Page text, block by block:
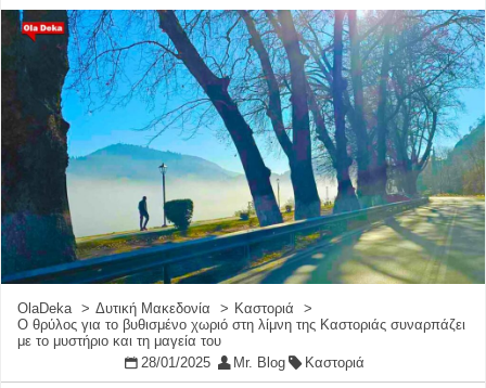
OlaDeka Δυτική Μακεδονία
Καστοριά
Ο θρύλος για το βυθισμένο χωριό στη λίμνη της Καστοριάς συναρπάζει
με το μυστήριο και τη μαγεία του
28/01/2025
Mr. Blog Καστοριά